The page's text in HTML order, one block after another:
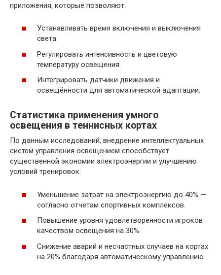
приложения, которые позволяют:
Устанавливать время включения и выключения
света.
Регулировать интенсивность и цветовую
температуру освещения.
Интегрировать датчики движения и
освещённости для автоматической адаптации.
Статистика применения умного
освещения в теннисных кортах
По данным исследований, внедрение интеллектуальных
систем управления освещением способствует
существенной экономии электроэнергии и улучшению
условий тренировок:
Уменьшение затрат на электроэнергию до 40% —
согласно отчетам спортивных комплексов.
Повышение уровня удовлетворенности игроков
качеством освещения на 30%.
Снижение аварий и несчастных случаев на кортах
на 20% благодаря автоматическому управлению.